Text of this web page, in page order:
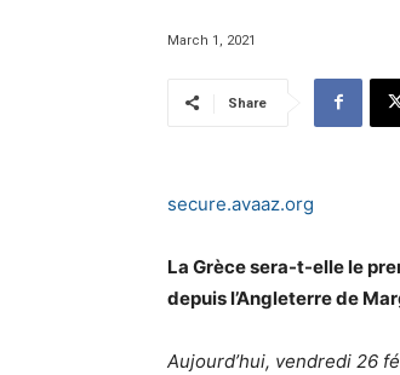
March 1, 2021
Share
secure.avaaz.org
La Grèce sera-t-elle le
depuis l’Angleterre de
Aujourd’hui, vendredi 26